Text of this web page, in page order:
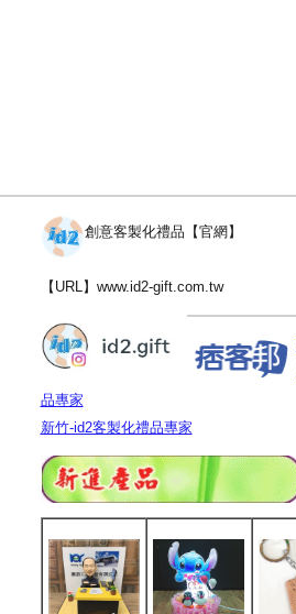
創意客製化禮品【官網】
【URL】 www.id2-gift.com.tw
品專家
新竹-id2客製化禮品專家